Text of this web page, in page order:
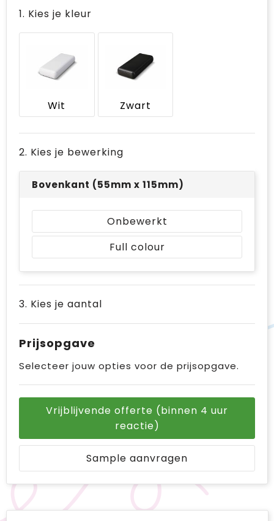
1. Kies je kleur
Wit Zwart
2. Kies je bewerking
Bovenkant (55mm x 115mm)
Onbewerkt
Full colour
3. Kies je aantal
Prijsopgave
Selecteer jouw opties voor de prijsopgave.
Vrijblijvende offerte (binnen 4 uur
reactie)
Sample aanvragen